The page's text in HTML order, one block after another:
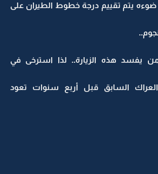
يتم تقييم درجة خطوط الطيران على
يفسد هذه الزيارة.. لذا استرخى في
السابق قبل أربع سنوات تعود